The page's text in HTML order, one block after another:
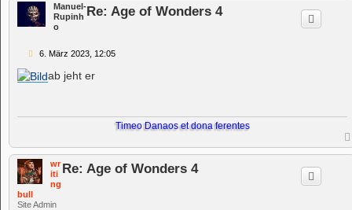
Manuel-
Rupinh
o
Re: Age of Wonders 4
B
i
t
6. März 2023, 12:05
ab jeht er
Timeo Danaos et dona ferentes
wr
iti
ng
bull
Site Admin
Re: Age of Wonders 4